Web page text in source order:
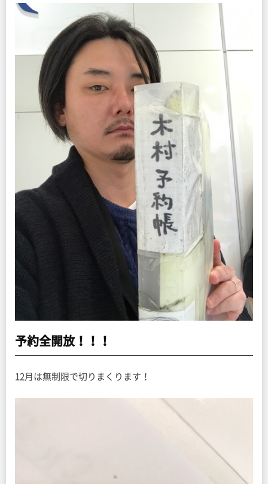
予約全開放！！！
12月は無制限で切りまくります！